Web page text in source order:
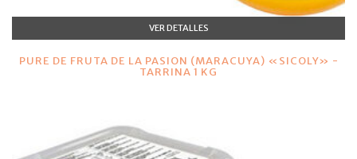
VER DETALLES
PURE DE FRUTA DE LA PASION (MARACUYA) «SICOLY» -
TARRINA 1 KG